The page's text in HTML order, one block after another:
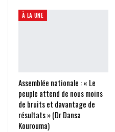
À LA UNE
Assemblée nationale : « Le
peuple attend de nous moins
de bruits et davantage de
résultats » (Dr Dansa
Kourouma)